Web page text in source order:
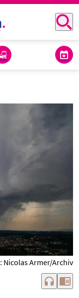
Nicolas Armer/Archiv
headphones chrome_reader_mode